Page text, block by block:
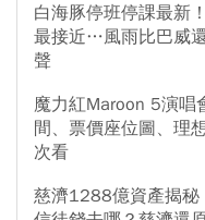
白海豚停班停課最新
最接近…風雨比巴威
聲
魔力紅Maroon 5演
間、票價座位圖、理
次看
慈濟1288億資產揭